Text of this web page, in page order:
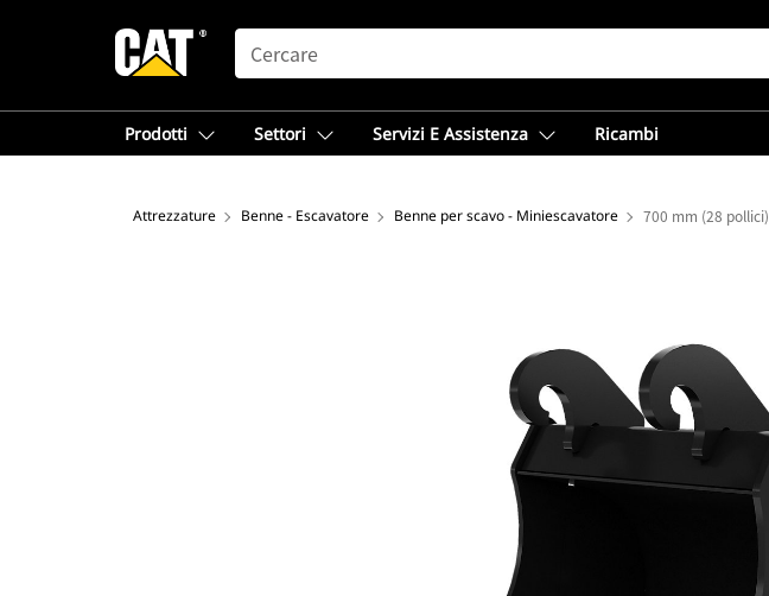
SEARCH
Prodotti Settori Servizi E Assistenza Ricambi
Attrezzature Benne - Escavatore Benne per scavo - Miniescavatore 700 mm (28 pollici)